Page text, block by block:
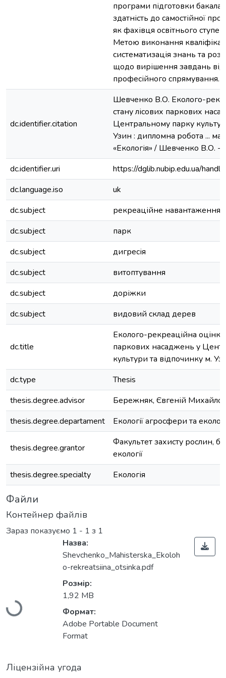
програми підготовки
здатність до самостійної
як фахівця освітнього
Метою виконання
систематизація знань та
щодо вирішення завдань
професійного спрямування.
dc.identifier.citation
Шевченко В.О. Еколого-
стану лісових паркових
Центральному парку
Узин : дипломна робота ...
«Екологія» / Шевченко В.О. -
dc.identifier.uri
https://dglib.nubip.edu.ua/
dc.language.iso
uk
dc.subject
рекреаційне навантаження
dc.subject
парк
dc.subject
дигресія
dc.subject
витоптування
dc.subject
доріжки
dc.subject
видовий склад дерев
dc.title
Еколого-рекреаційна оцінка
паркових насаджень у
культури та відпочинку м.
dc.type
Thesis
thesis.degree.advisor
Бережняк, Євгеній
thesis.degree.departament
Екології агросфери та
thesis.degree.grantor
Факультет захисту рослин,
екології
thesis.degree.specialty
Екологія
Файли
Контейнер файлів
Зараз показуємо 1 - 1 з 1
Вантажиться...
Назва:
Shevchenko_Мahisterska_Ekoloh
o-rekreatsiina_otsinka.pdf
Розмір:
1,92 MB
Формат:
Adobe Portable Document
Format
Ліцензійна угода